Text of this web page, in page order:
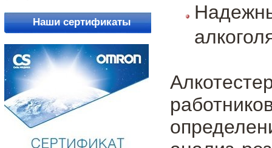
Наши сертификаты